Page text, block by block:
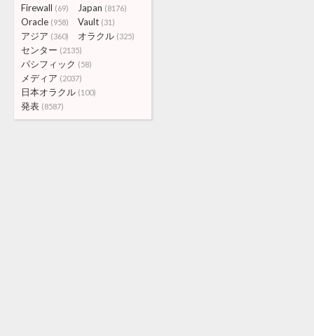
Firewall (69) Japan (8176)
Oracle (958) Vault (31)
アジア (360) オラクル (325)
センター (2135)
パシフィック (58)
メディア (2037)
日本オラクル (100)
発表 (8587)